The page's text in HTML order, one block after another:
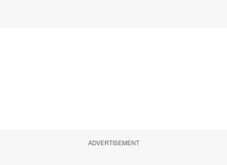
ADVERTISEMENT